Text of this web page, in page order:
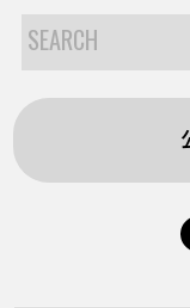
MOVIE
ABOUT